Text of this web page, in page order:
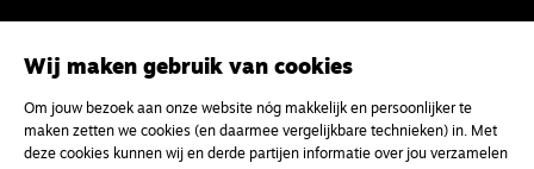
Meld je aan voor onze gratis
nieuwsbrief
Wij maken gebruik van cookies
Om jouw bezoek aan onze website nóg makkelijk en persoonlijker te
maken zetten we cookies (en daarmee vergelijkbare technieken) in. Met
deze cookies kunnen wij en derde partijen informatie over jou verzamelen